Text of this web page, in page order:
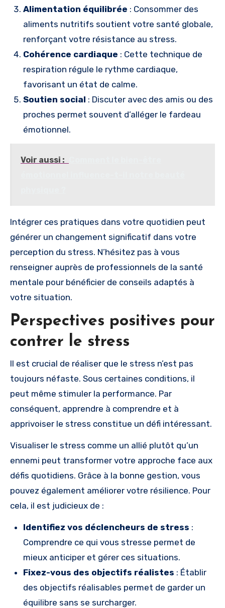
Alimentation équilibrée : Consommer des
aliments nutritifs soutient votre santé globale,
renforçant votre résistance au stress.
Cohérence cardiaque : Cette technique de
respiration régule le rythme cardiaque,
favorisant un état de calme.
Soutien social : Discuter avec des amis ou des
proches permet souvent d’alléger le fardeau
émotionnel.
Voir aussi :
Intégrer ces pratiques dans votre quotidien peut
générer un changement significatif dans votre
perception du stress. N’hésitez pas à vous
renseigner auprès de professionnels de la santé
mentale pour bénéficier de conseils adaptés à
votre situation.
Perspectives positives pour
contrer le stress
Il est crucial de réaliser que le stress n’est pas
toujours néfaste. Sous certaines conditions, il
peut même stimuler la performance. Par
conséquent, apprendre à comprendre et à
apprivoiser le stress constitue un défi intéressant.
Visualiser le stress comme un allié plutôt qu’un
ennemi peut transformer votre approche face aux
défis quotidiens. Grâce à la bonne gestion, vous
pouvez également améliorer votre résilience. Pour
cela, il est judicieux de :
Identifiez vos déclencheurs de stress :
Comprendre ce qui vous stresse permet de
mieux anticiper et gérer ces situations.
Fixez-vous des objectifs réalistes : Établir
des objectifs réalisables permet de garder un
équilibre sans se surcharger.